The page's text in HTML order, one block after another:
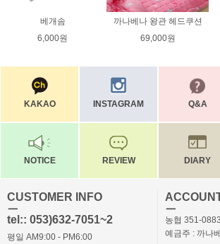
베개솜
6,000원
까나베나 왕관 헤드쿠션
69,000원
KAKAO INSTAGRAM Q&A
NOTICE REVIEW DIARY
CUSTOMER INFO
ㅡ
tel:: 053)632-7051~2
평일 AM9:00 - PM6:00
ㅡ
농협 351-
예금주 : 까나